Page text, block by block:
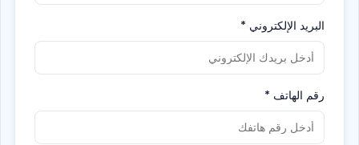
البريد الإلكتروني *
رقم الهاتف *